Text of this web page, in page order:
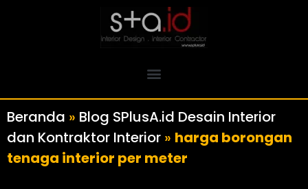
Beranda » Blog SPlusA.id Desain Interior
dan Kontraktor Interior » harga borongan
tenaga interior per meter